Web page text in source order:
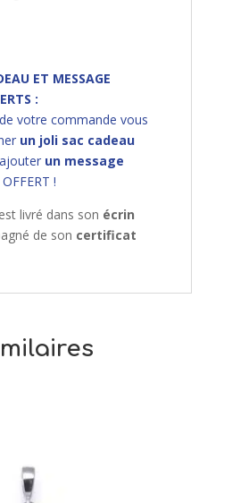
ET MESSAGE
:
votre commande vous
un joli sac cadeau
un message
OFFERT !
livré dans son écrin
de son certificat